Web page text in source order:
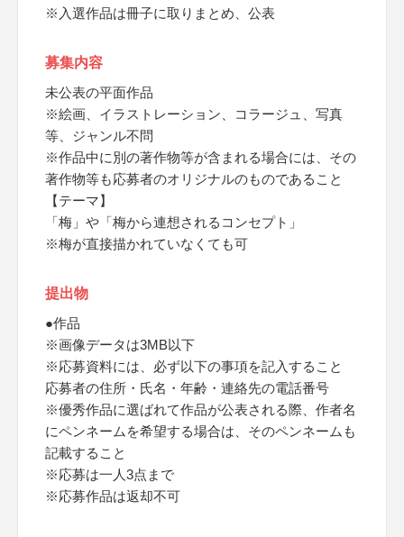
※入選作品は冊子に取りまとめ、公表
募集内容
未公表の平面作品
※絵画、イラストレーション、コラージュ、写真
等、ジャンル不問
※作品中に別の著作物等が含まれる場合には、その
著作物等も応募者のオリジナルのものであること
【テーマ】
「梅」や「梅から連想されるコンセプト」
※梅が直接描かれていなくても可
提出物
●作品
※画像データは3MB以下
※応募資料には、必ず以下の事項を記入すること
応募者の住所・氏名・年齢・連絡先の電話番号
※優秀作品に選ばれて作品が公表される際、作者名
にペンネームを希望する場合は、そのペンネームも
記載すること
※応募は一人3点まで
※応募作品は返却不可